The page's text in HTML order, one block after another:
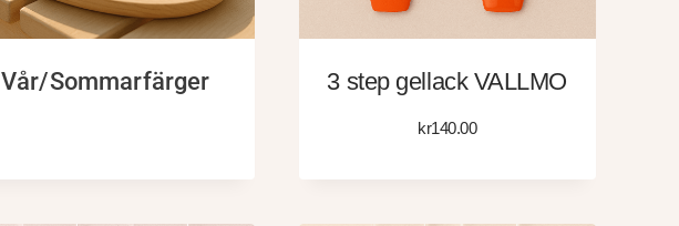
Vår/Sommarfärger 3 step gellack VALLMO
kr140.00